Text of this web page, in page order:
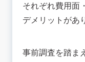
それぞれ費用面
デメリットがあ
事前調査を踏ま